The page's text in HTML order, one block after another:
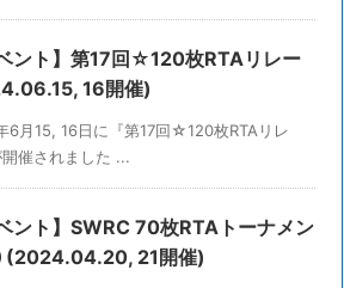
ベント】第17回☆120枚RTAリレー
16開催)
6月15, 16日に『第17回☆120枚RTAリレ
催されました ...
ベント】SWRC 70枚RTAトーナメン
21開催)